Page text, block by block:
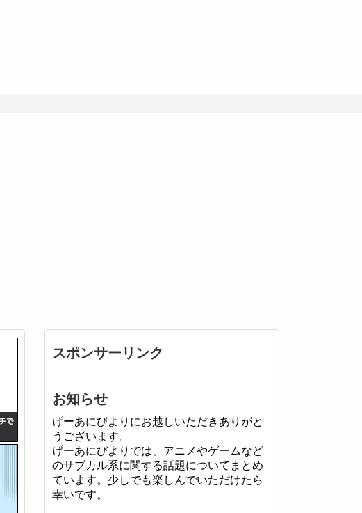
スポンサーリンク
お知らせ
げーあにびよりにお越しいただきありがと
うございます。
げーあにびよりでは、アニメやゲームなど
のサブカル系に関する話題についてまとめ
ています。少しでも楽しんでいただけたら
幸いです。